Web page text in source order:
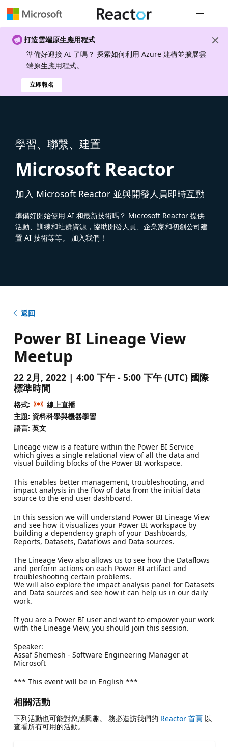
打造雲端原生應用程式
準備好迎接 AI 了嗎？ 探索如何利用 Azure 建構並擴展雲
端原生應用程式。
立即報名
學習、聯繫、建置
Microsoft Reactor
加入 Microsoft Reactor 並與開發人員即時互動
準備好開始使用 AI 和最新技術嗎？ Microsoft Reactor 提供
活動、訓練和社群資源，協助開發人員、企業家和初創公司建
置 AI 技術等等。 加入我們！
返回
Power BI Lineage View
Meetup
22 2月, 2022 | 4:00 下午 - 5:00 下午 (UTC) 國際
標準時間
格式:
線上直播
主題: 資料科學與機器學習
語言: 英文
Lineage view is a feature within the Power BI Service
which gives a single relational view of all the data and
visual building blocks of the Power BI workspace.
This enables better management, troubleshooting, and
impact analysis in the flow of data from the initial data
source to the end user dashboard.
In this session we will understand Power BI Lineage View
and see how it visualizes your Power BI workspace by
building a dependency graph of your Dashboards,
Reports, Datasets, Dataflows and Data sources.
The Lineage View also allows us to see how the Dataflows
and perform actions on each Power BI artifact and
troubleshooting certain problems.
We will also explore the impact analysis panel for Datasets
and Data sources and see how it can help us in our daily
work.
If you are a Power BI user and want to empower your work
with the Lineage View, you should join this session.
Speaker:
Assaf Shemesh - Software Engineering Manager at
Microsoft
*** This event will be in English ***
相關活動
下列活動也可能對您感興趣。 務必造訪我們的 Reactor 首頁以
查看所有可用的活動。